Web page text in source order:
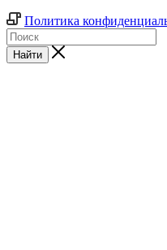
Политика
Найти